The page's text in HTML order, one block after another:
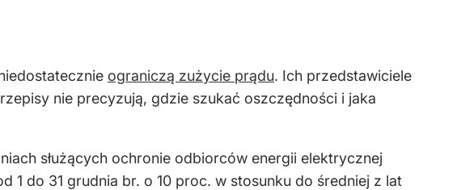
ograniczą zużycie prądu. Ich przedstawiciele
nie precyzują, gdzie szukać oszczędności i jaka
służących ochronie odbiorców energii elektrycznej
1 do 31 grudnia br. o 10 proc. w stosunku do średniej z lat